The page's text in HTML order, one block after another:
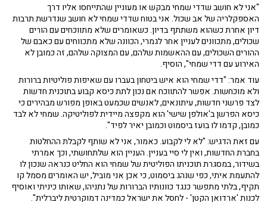
"אני לא חושב שדדי שמחי מבקש או מעוניין שהתייחסו אליו דרך
האספקלריה של אב שכול. אני בטוח שדדי שמחי לא חושב שנדרשת תרבות
דיון אחרת כשהוא משתתף בדיון. כשאומרים שלא מתווכחים עם הורים
שכולים, מתכוונים לעניין אחר לגמרי, הכוונה שלא מתכווחים עם כאבם של
ההורים השכולים, עם ההאשמות שלהם, עם המצוקה שלהם, זה כמובן לא
האירוע עם דדי שמחי", הוסיף.
עוד אמר: "דדי שמחי הוא איש ביטחון בעברו עם שאיפות פוליטיות ברורות
ולא מוכחשות. אפשר להתווכח אם נכון לתת כיסא קבוע בתוכנית חדשות
לצד פרשני חדשות, עיתונאים, לאנשים שכמעט באופן מפורש מבהירים כי
כיסא הפרשן ב'אולפן שישי' הוא מקפצה מיידית לפוליטיקה. שמחי לא לבד
כמובן, קדמו לו בועז ביסמוט וכמובן יאיר לפיד".
עם זאת הדגיש: "לא לי לקבוע. כאמור, אני לא שותף לקבלת ההחלטות
בחברת החדשות, ואין לי סיי בעניין. העניין הוא שלתחושתי, וכך אמרתי
בשידור, במסגרת תוכניתו הפוליטית של שמחי הוא החליט כנראה שנכון לו
להתעמת איתי, כפי שנהג ביסמוט, כי אכן אני מוביל, יש האומרים מסמל קו
תקיף, בלתי מתפשר כנגד כוונותיו הברורות של נתניהו, שאותו כיניתי ואוסיף
לכנות 'ארדואן הקטן' - לחסל את ישראל כמדינה דמוקרטית ליברלית".